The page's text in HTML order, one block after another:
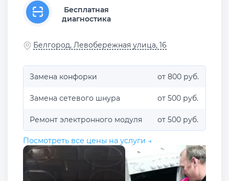
Бесплатная
диагностика
Белгород, Левобережная улица, 16
Замена конфорки от 800 руб.
Замена сетевого шнура от 500 руб.
Ремонт электронного модуля от 500 руб.
Посмотреть все цены на услуги →